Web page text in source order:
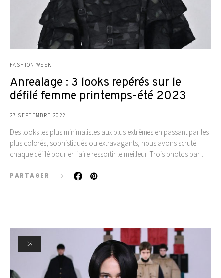
FASHION WEEK
Anrealage : 3 looks repérés sur le
défilé femme printemps-été 2023
27 SEPTEMBRE 2022
Des looks les plus minimalistes aux plus extrêmes en passant par les
plus colorés, sophistiqués ou extravagants, nous avons scruté
chaque défilé pour en faire ressortir le meilleur. Trois photos par…
PARTAGER